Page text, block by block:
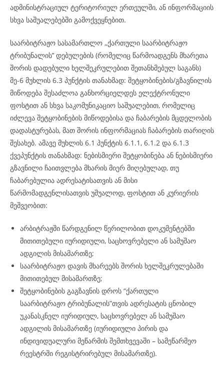
ადმინისტრაციულ ტერიტორიულ ერთეულში, ან ინფორმაციის
სხვა საშუალებებში გამოქვეყნებით.
საარბიტრაჟო სასამართლო ,,ქართული საარბიტრაჟო
ტრიბუნალის’’ დებულების (რომელიც წარმოადგენს მხარეთა
შორის დადებული ხელშეკრულებით შეთანხმებულ საგანს)
მე-6 მუხლის 6.3 პუნქტის თანახმად: შეტყობინების/გზავნილის
მიწოდება შესაძლოა განხორციელდეს ელექტრონული
ფოსტით ან სხვა საკომუნიკაციო საშუალებით, რომელიც
იძლევა შეტყობინების მიწოდებისა და ჩაბარების მცდელობის
დადასტურებას, მათ შორის ინფორმაციას ჩაბარების თარიღის
შესახებ. ამავე მუხლის 6.1 პუნქტის 6.1.1, 6.1.2 და 6.1.3
ქვეპუნქტის თანახმად: ნებისმიერი შეტყობინება ან ნებისმიერი
გზავნილი ჩაითვლება მხარის მიერ მიღებულად, თუ
ჩაბარებულია ადრესატისათვის ან მისი
წარმომადგენლისათვის უშუალოდ, ფოსტით ან კურიერის
მეშვეობით:
არბიტრაჟში წარდგენილ წერილობით დოკუმენტებში
მითითებული იურიდიული, საცხოვრებელი ან სამუშაო
ადგილის მისამართზე;
საარბიტრაჟო დავის მხარეებს შორის ხელშეკრულებაში
მითითებულ მისამართზე;
შეტყობინების გაგზავნის დროს “ქართული
საარბიტრაჟო ტრიბუნალის”თვის ადრესატის ცნობილ
უკანასკნელ იურიდიულ, საცხოვრებელ ან სამუშაო
ადგილის მისამართზე (იურიდიული პირის და
ინდივიდუალური მეწარმის შემთხვევაში – სამეწარმეო
რეესტრში რეგისტრირებულ მისამართზე).